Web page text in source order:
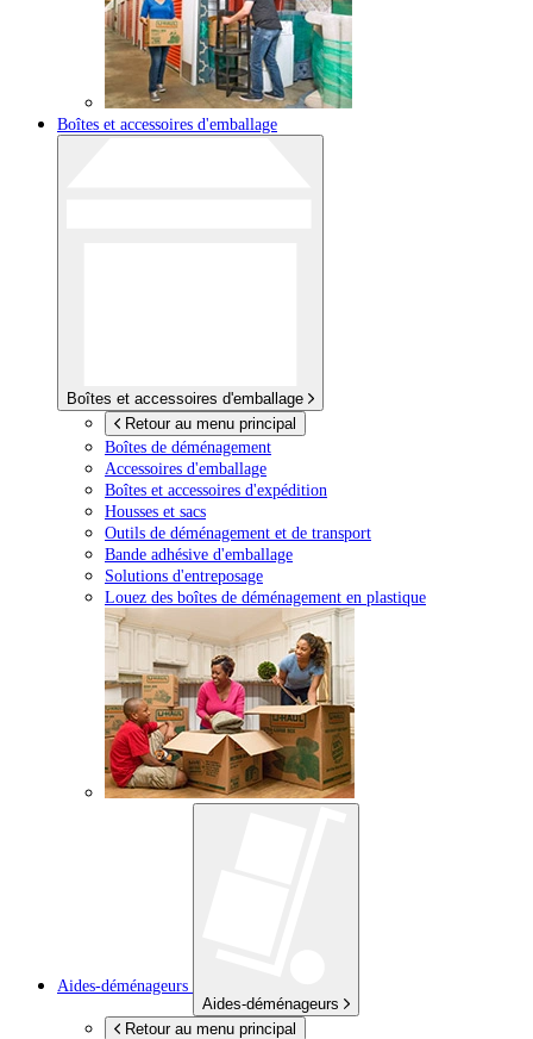
Boîtes et accessoires d'emballage
Boîtes et accessoires d'emballage
Retour au menu principal
Boîtes de déménagement
Accessoires d'emballage
Boîtes et accessoires d'expédition
Housses et sacs
Outils de déménagement et de transport
Bande adhésive d'emballage
Solutions d'entreposage
Louez des boîtes de déménagement en plastique
Aides-déménageurs
Aides-déménageurs
Retour au menu principal